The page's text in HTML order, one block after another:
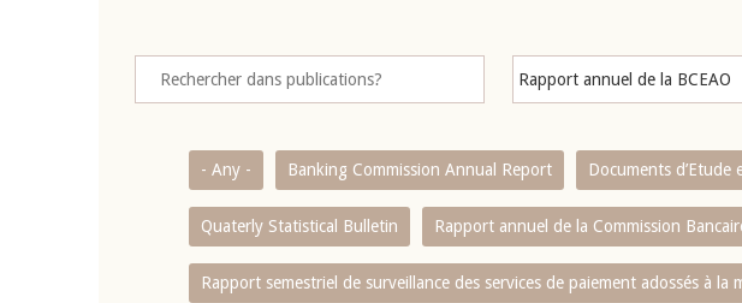
- Any - Banking Commission Annual Report Documents d’Etude
Quaterly Statistical Bulletin Rapport annuel de la Commission
Rapport semestriel de surveillance des services de paiement adossés à la